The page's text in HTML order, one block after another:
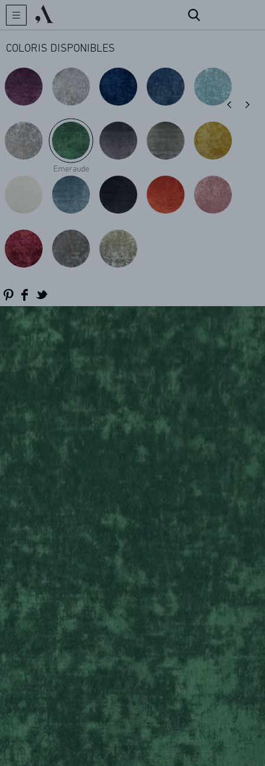
CRÉATEUR
COLLECTIONS
ARCHIVES
RÉFÉRENCES
COLORIS DISPONIBLES
Emeraude